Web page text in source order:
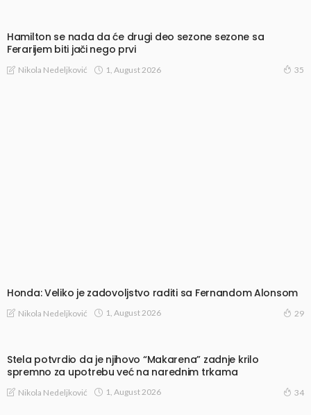
Hamilton se nada da će drugi deo sezone sezone sa
Ferarijem biti jači nego prvi
Nikola Nedeljković 1, August 2026 35
Honda: Veliko je zadovoljstvo raditi sa Fernandom Alonsom
Nikola Nedeljković 1, August 2026 29
Stela potvrdio da je njihovo “Makarena” zadnje krilo
spremno za upotrebu već na narednim trkama
Nikola Nedeljković 1, August 2026 34